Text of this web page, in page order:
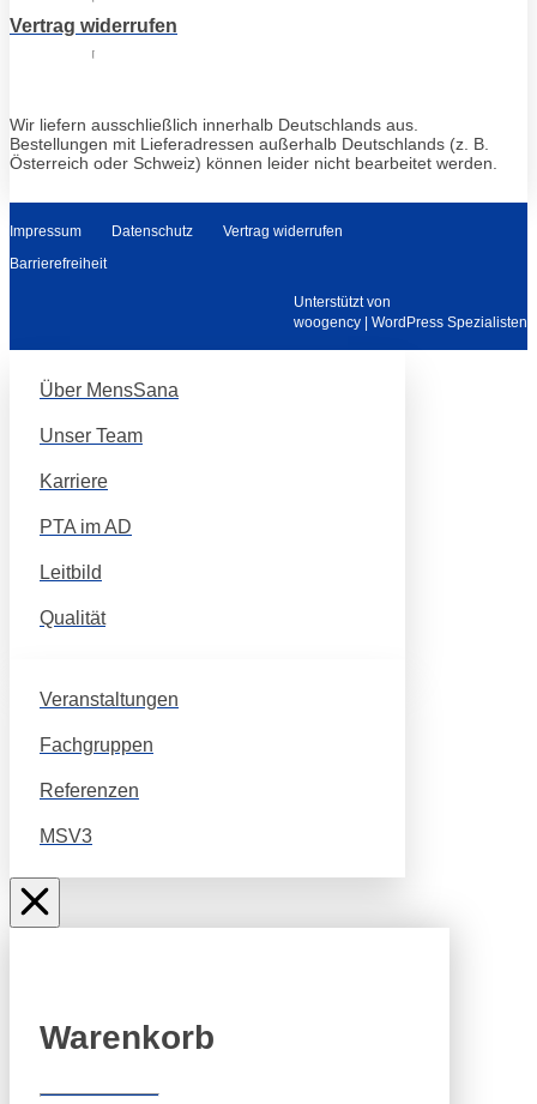
Vertrag widerrufen
Wir liefern ausschließlich innerhalb Deutschlands aus.
Bestellungen mit Lieferadressen außerhalb Deutschlands (z. B.
Österreich oder Schweiz) können leider nicht bearbeitet werden.
Impressum Datenschutz
Vertrag widerrufen
Barrierefreiheit
Unterstützt von
woogency | WordPress Spezialisten
Über MensSana
Unser Team
Karriere
PTA im AD
Leitbild
Qualität
Veranstaltungen
Fachgruppen
Referenzen
MSV3
Warenkorb